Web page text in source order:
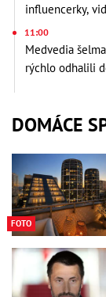
influencerky,
11:00
Medvedia
rýchlo odhalili
DOMÁCE
FOTO